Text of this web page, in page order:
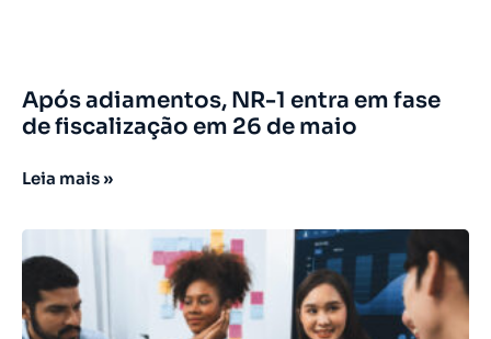
Após adiamentos, NR-1 entra em fase
de fiscalização em 26 de maio
Leia mais »